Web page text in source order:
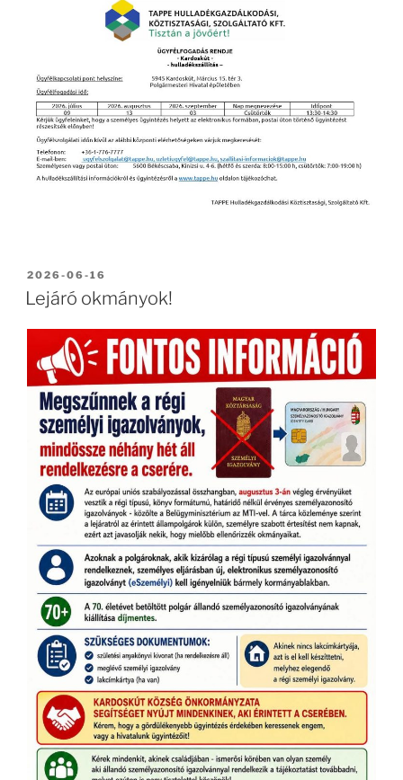
BEKÜLDVE:
2026-06-16
Lejáró okmányok!